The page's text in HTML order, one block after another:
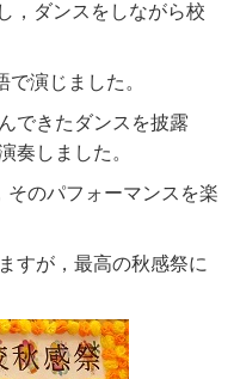
，ダンスをしながら校
演じました。
できたダンスを披露
奏しました。
のパフォーマンスを楽
すが，最高の秋感祭に